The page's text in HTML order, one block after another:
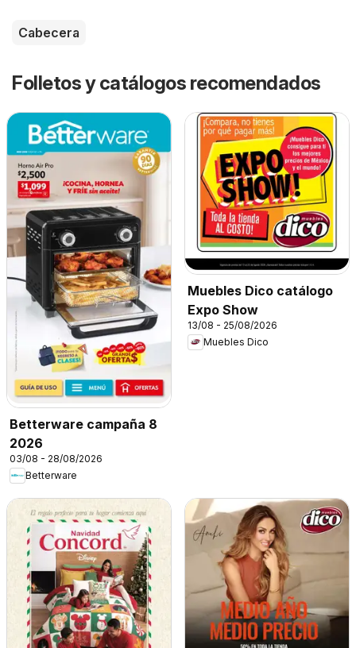
Cabecera
Folletos y catálogos recomendados
Betterware campaña 8
2026
03/08 - 28/08/2026
Betterware
Muebles Dico catálogo
Expo Show
13/08 - 25/08/2026
Muebles Dico